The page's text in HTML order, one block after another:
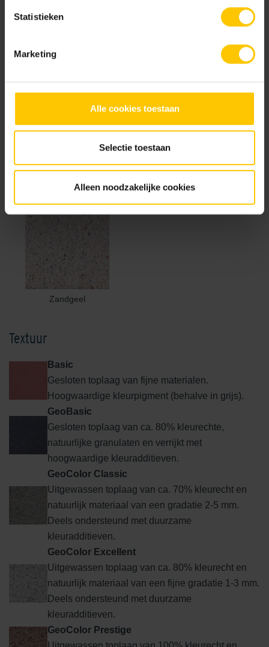
Statistieken
Marketing
Alle cookies toestaan
Selectie toestaan
Alleen noodzakelijke cookies
Midden Bruin
Zandgeel
Textuur
Basic
Gesloten toplaag van fijne materialen.
Hoogwaardige kleurpigment (behalve in grijs).
GeoBasic
Gesloten toplaag van ca. 80% kleurechte,
natuurlijke granulaten en verrijkt met
hoogwaardige kleuradditieven.
GeoColor Classic
Uitgewassen toplaag van ca. 70% kleurecht en
natuurlijk materiaal van een gradatie 2-5 mm.
Deels ondersteund met duurzame
kleuradditieven.
GeoColor Excellent
Uitgewassen toplaag van ca. 80% kleurecht en
natuurlijk materiaal van een fijne gradatie 1-3 mm.
Deels ondersteund met duurzame
kleuradditieven.
GeoColor Prestige